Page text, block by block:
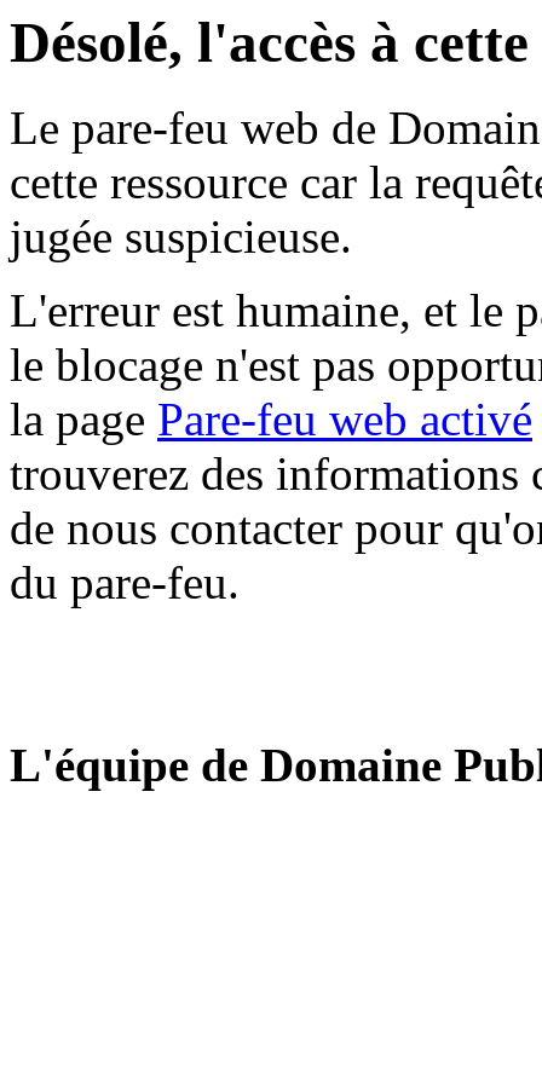
Désolé, l'accès à
Le pare-feu web de
cette ressource car la
jugée suspicieuse.
L'erreur est humaine, et le
le blocage n'est pas
la page Pare-feu web activé
trouverez des informations
de nous contacter pour
du pare-feu.
L'équipe de Domaine